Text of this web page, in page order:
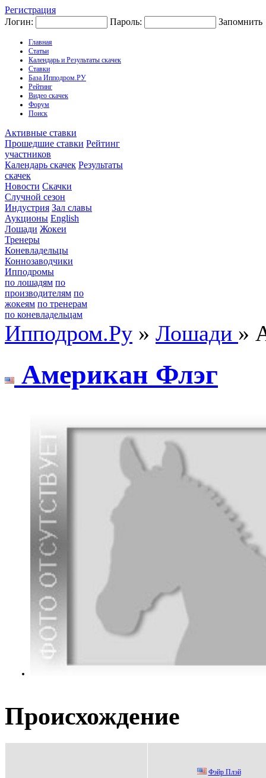
Регистрация
Логин:
Пароль: Запомнить
Главная
Статьи
Календарь и Результаты скачек
Ставки
База Ипподром.РУ
Рейтинг
Видео скачек
Форум
Поиск
Активные ставки
Прошедшие ставки Рейтинг
участников
Календарь скачек Результаты
скачек
Новости Скачки
Случной сезон
Индустрия Зал славы
Аукционы English
Лошади Жокеи
Тренеры
Коневладельцы
Коннозаводчики
Ипподромы
по лошадям по
производителям по
жокеям по тренерам
по коневладельцам
Ипподром.Ру » Лошади »
Амеpикaн Флэг
Происхождение
Фэйp Плэй